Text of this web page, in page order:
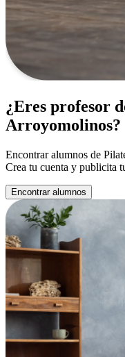
¿Eres profesor
Arroyomolinos?
Encontrar alumnos de
Crea tu cuenta y publicita
Encontrar alumnos